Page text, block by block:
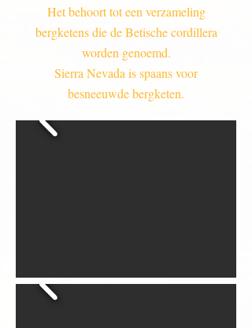
Het behoort tot een verzameling
bergketens die de Betische cordillera
worden genoemd.
Sierra Nevada is spaans voor
besneeuwde bergketen.